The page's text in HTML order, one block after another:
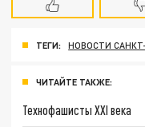
ТЕГИ: НОВОСТИ
ЧИТАЙТЕ ТАКЖЕ:
Технофашисты XXI века